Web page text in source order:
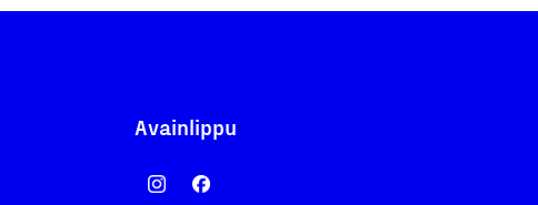
Avainlippu